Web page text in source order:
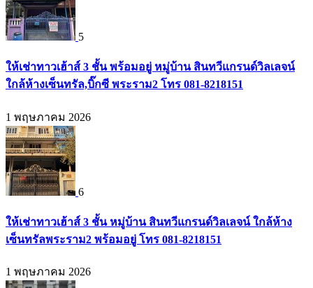
5
ให้เช่าทาวเฮ้าส์ 3 ชั้น พร้อมอยู่ หมู่บ้าน สินทวีแกรนด์วิลเลจน์
ใกล้ห้างเซ็นทรัล,บิ๊กซี พระราม2 โทร 081-8218151
1 พฤษภาคม 2026
6
ให้เช่าทาวเฮ้าส์ 3 ชั้น หมู่บ้าน สินทวีแกรนด์วิลเลจน์ ใกล้ห้าง
เซ็นทรัลพระราม2 พร้อมอยู่ โทร 081-8218151
1 พฤษภาคม 2026